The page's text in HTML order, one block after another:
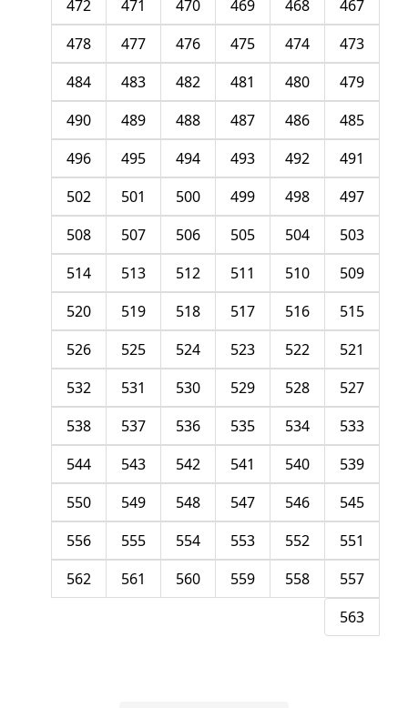
467
468
469
470
471
472
473
474
475
476
477
478
479
480
481
482
483
484
485
486
487
488
489
490
491
492
493
494
495
496
497
498
499
500
501
502
503
504
505
506
507
508
509
510
511
512
513
514
515
516
517
518
519
520
521
522
523
524
525
526
527
528
529
530
531
532
533
534
535
536
537
538
539
540
541
542
543
544
545
546
547
548
549
550
551
552
553
554
555
556
557
558
559
560
561
562
563